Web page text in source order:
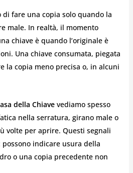
fare una copia solo quando la
male. In realtà, il momento
chiave è quando l’originale è
Una chiave consumata, piegata
la copia meno precisa o, in alcuni
della Chiavevediamo spesso
nella serratura, girano male o
volte per aprire. Questi segnali
indicare usura della
o una copia precedente non